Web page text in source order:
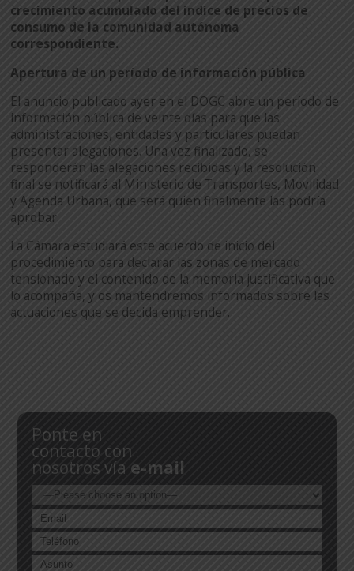
crecimiento acumulado del índice de precios de
consumo de la comunidad autónoma
correspondiente.
Apertura de un período de información pública
El anuncio publicado ayer en el DOGC abre un período de
información pública de veinte días para que las
administraciones, entidades y particulares puedan
presentar alegaciones. Una vez finalizado, se
responderán las alegaciones recibidas y la resolución
final se notificará al Ministerio de Transportes, Movilidad
y Agenda Urbana, que será quien finalmente las podría
aprobar.
La Cámara estudiará este acuerdo de inicio del
procedimiento para declarar las zonas de mercado
tensionado y el contenido de la memoria justificativa que
lo acompaña, y os mantendremos informados sobre las
actuaciones que se decida emprender.
Ponte en
contacto con
nosotros vía e-mail